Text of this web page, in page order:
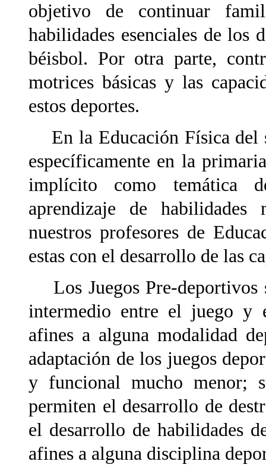
objetivo de continuar
habilidades esenciales de los
béisbol. Por otra parte,
motrices básicas y las
estos deportes.
En la Educación Física del
específicamente en la
implícito como temática
aprendizaje de habilidades
nuestros profesores de
estas con el desarrollo de las
Los Juegos Pre-deportivos
intermedio entre el juego y
afines a alguna modalidad
adaptación de los juegos
y funcional mucho menor;
permiten el desarrollo de
el desarrollo de habilidades
afines a alguna disciplina